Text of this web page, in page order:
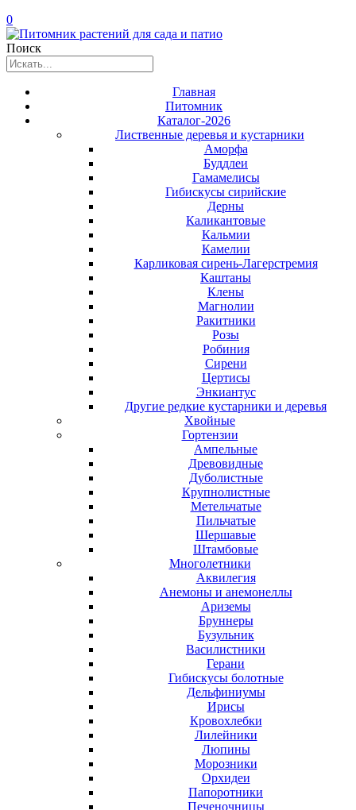
0
Поиск
Главная
Питомник
Каталог-2026
Лиственные деревья и кустарники
Аморфа
Буддлеи
Гамамелисы
Гибискусы сирийские
Дерны
Каликантовые
Кальмии
Камелии
Карликовая сирень-Лагерстремия
Каштаны
Клены
Магнолии
Ракитники
Розы
Робиния
Сирени
Цертисы
Энкиантус
Другие редкие кустарники и деревья
Хвойные
Гортензии
Ампельные
Древовидные
Дуболистные
Крупнолистные
Метельчатые
Пильчатые
Шершавые
Штамбовые
Многолетники
Аквилегия
Анемоны и анемонеллы
Ариземы
Бруннеры
Бузульник
Василистники
Герани
Гибискусы болотные
Дельфиниумы
Ирисы
Кровохлебки
Лилейники
Люпины
Морозники
Орхидеи
Папоротники
Печеночницы